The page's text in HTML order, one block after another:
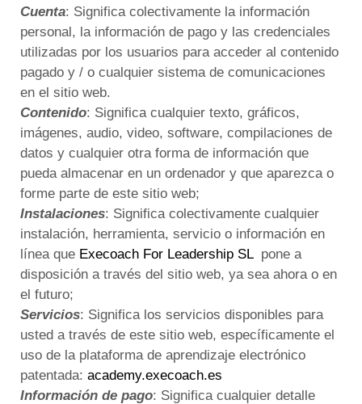
Cuenta: Significa colectivamente la información
personal, la información de pago y las credenciales
utilizadas por los usuarios para acceder al contenido
pagado y / o cualquier sistema de comunicaciones
en el sitio web.
Contenido: Significa cualquier texto, gráficos,
imágenes, audio, video, software, compilaciones de
datos y cualquier otra forma de información que
pueda almacenar en un ordenador y que aparezca o
forme parte de este sitio web;
Instalaciones: Significa colectivamente cualquier
instalación, herramienta, servicio o información en
línea que Execoach For Leadership SLpone a
disposición a través del sitio web, ya sea ahora o en
el futuro;
Servicios: Significa los servicios disponibles para
usted a través de este sitio web, específicamente el
uso de la plataforma de aprendizaje electrónico
patentada: academy.execoach.es
Información de pago: Significa cualquier detalle